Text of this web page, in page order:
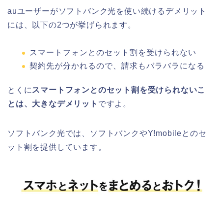
auユーザーがソフトバンク光を使い続けるデメリット
には、以下の2つが挙げられます。
スマートフォンとのセット割を受けられない
契約先が分かれるので、請求もバラバラになる
とくに スマートフォンとのセット割を受けられないこ
とは、大きなデメリット ですよ。
ソフトバンク光では、ソフトバンクやY!mobileとのセ
ット割を提供しています。